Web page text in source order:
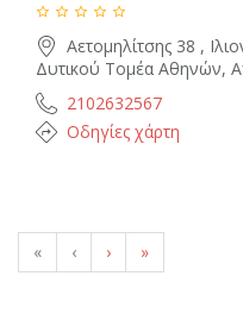
Αετομηλίτσης 38 ,
Δυτικού Τομέα Αθηνών,
2102632567
Οδηγίες χάρτη
« ‹ › »